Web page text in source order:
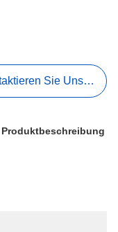
Sie Uns Jetzt
Produktbeschreibung